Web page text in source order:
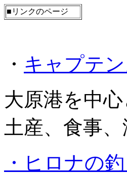
■リンクのページ
・ キャプテ
大原港を中
土産、食事
・ヒロナの